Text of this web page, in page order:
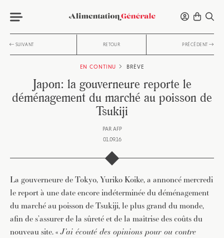
SUIVANT RETOUR PRÉCÉDENT
EN CONTINU BRÈVE
Japon: la gouverneure reporte le
déménagement du marché au poisson de
Tsukiji
PAR AFP
01.09.16
La gouverneure de Tokyo, Yuriko Koike, a annoncé mercredi
le report à une date encore indéterminée du déménagement
du marché au poisson de Tsukiji, le plus grand du monde,
afin de s’assurer de la sûreté et de la maîtrise des coûts du
nouveau site. «J’ai écouté des opinions pour ou contre